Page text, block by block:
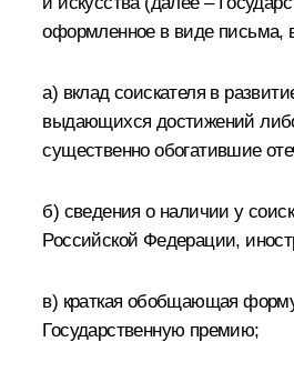
оформленное в виде письма,
а) вклад соискателя в
выдающихся достижений либо
существенно обогатившие
б) сведения о наличии у
Российской Федерации,
в) краткая обобщающая
Государственную премию;